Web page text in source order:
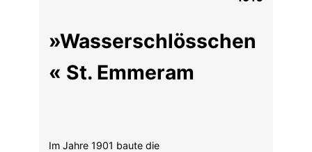
»Wasserschlösschen
« St. Emmeram
Im Jahre 1901 baute die